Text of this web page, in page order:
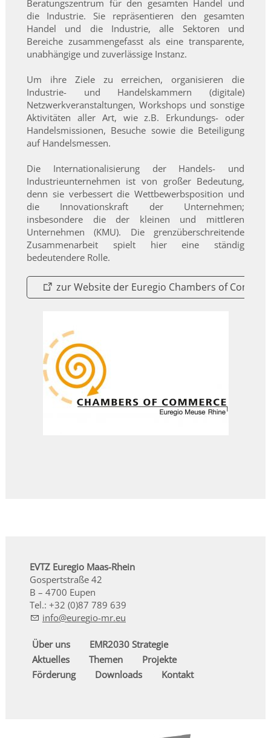
Beratungszentrum für den gesamten Handel und
die Industrie. Sie repräsentieren den gesamten
Handel und die Industrie, alle Sektoren und
Bereiche zusammengefasst als eine transparente,
unabhängige und zuverlässige Instanz.
Um ihre Ziele zu erreichen, organisieren die
Industrie- und Handelskammern (digitale)
Netzwerkveranstaltungen, Workshops und sonstige
Aktivitäten aller Art, wie z.B. Erkundungs- oder
Handelsmissionen, Besuche sowie die Beteiligung
auf Handelsmessen.
Die Internationalisierung der Handels- und
Industrieunternehmen ist von großer Bedeutung,
denn sie verbessert die Wettbewerbsposition und
die Innovationskraft der Unternehmen;
insbesondere die der kleinen und mittleren
Unternehmen (KMU). Die grenzüberschreitende
Zusammenarbeit spielt hier eine ständig
bedeutendere Rolle.
zur Website der Euregio Chambers of
EVTZ Euregio Maas-Rhein
Gospertstraße 42
B – 4700 Eupen
Tel.: +32 (0)87 789 639
nf
r g -mr
Über uns
EMR2030 Strategie
Aktuelles
Themen
Projekte
Förderung
Downloads Kontakt